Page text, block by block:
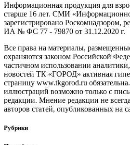
Информационная продукция для
старше 16 лет. СМИ
зарегистрировано Роскомнадзором,
ИА № ФС 77 - 79870 от 31.12.2020 г.
Все права на материалы,
охраняются законом Российской
частичном использовании
новостей ТК «ГОРОД» активная
страницу www.tkgorod.ru
иллюстраций возможно только с
редакции. Мнение редакции не
авторов статей, опубликованных на
Рубрики